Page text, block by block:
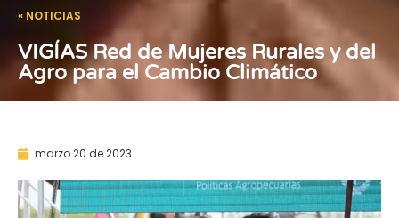
« NOTICIAS
VIGÍAS Red de Mujeres Rurales y del
Agro para el Cambio Climático
marzo 20 de 2023